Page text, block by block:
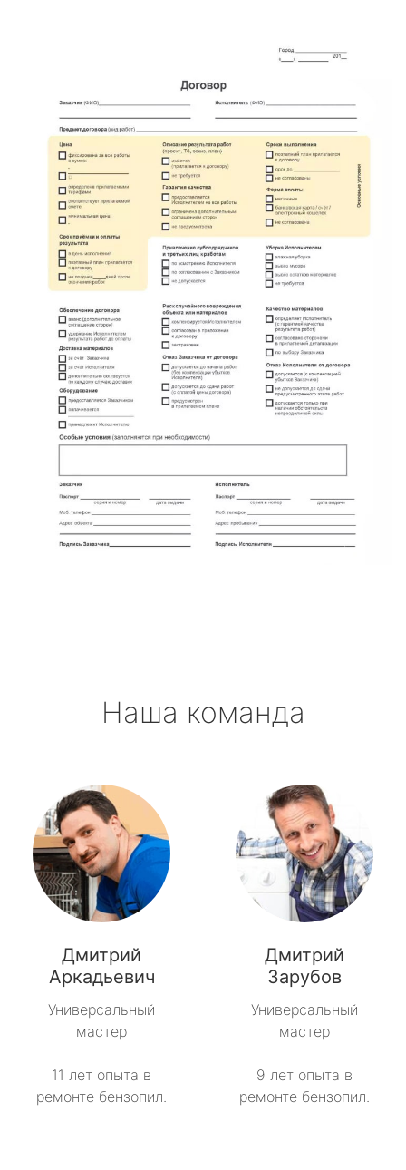
Наша команда
Дмитрий
Аркадьевич
Универсальный
мастер
11 лет опыта в
ремонте бензопил.
Дмитрий
Зарубов
Универсальный
мастер
9 лет опыта в
ремонте бензопил.